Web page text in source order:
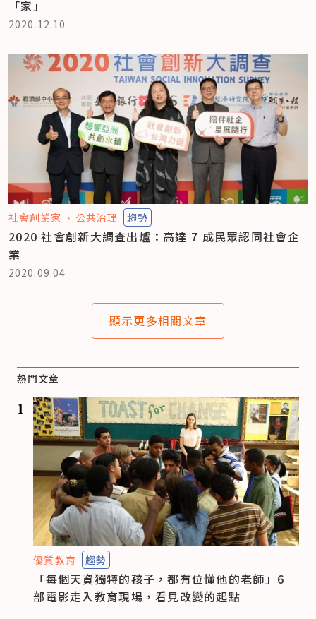
「家」
2020.12.10
社會創業家 公共治理 趨勢
2020 社會創新大調查出爐：高達 7 成民眾認同社會企
業
2020.09.04
顯示更多相關文章
熱門文章
1
優質教育 趨勢
「每個天資獨特的孩子，都有位懂他的老師」6
部電影走入教育現場，看見改變的起點